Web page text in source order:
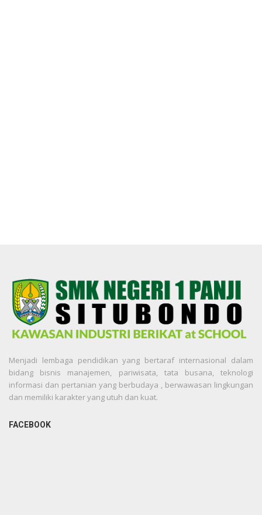
Menjadi lembaga pendidikan yang bertaraf internasional dalam
bidang bisnis manajemen, pariwisata, tata busana, teknologi
informasi dan pertanian yang berbudaya , berwawasan lingkungan
dan memiliki karakter yang utuh dan kuat.
FACEBOOK